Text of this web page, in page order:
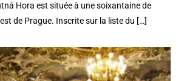
Hora est située à une soixantaine de
de Prague. Inscrite sur la liste du […]